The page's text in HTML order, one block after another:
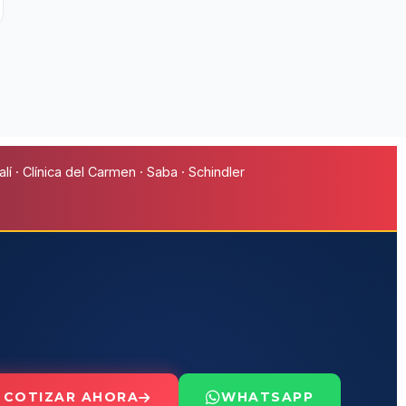
· Clínica del Carmen · Saba · Schindler
COTIZAR AHORA WHATSAPP